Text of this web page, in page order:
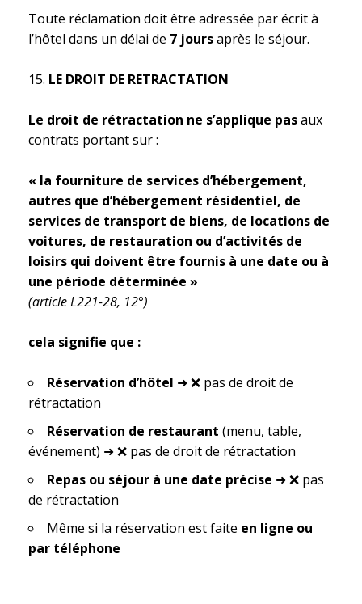
Toute réclamation doit être adressée par écrit à
l’hôtel dans un délai de 7 joursaprès le séjour.
LE DROIT DE RETRACTATION
Le droit de rétractation ne s’applique pasaux
contrats portant sur :
« la fourniture de services d’hébergement,
autres que d’hébergement résidentiel, de
services de transport de biens, de locations de
voitures, de restauration ou d’activités de
loisirs qui doivent être fournis à une date ou à
une période déterminée »
(article L221-28, 12°)
cela signifie que :
Réservation d’hôtel ➜ ❌ pas de droit de
rétractation
Réservation de restaurant (menu, table,
événement) ➜ ❌ pas de droit de rétractation
Repas ou séjour à une date précise ➜ ❌ pas
de rétractation
Même si la réservation est faite en ligne ou
par téléphone